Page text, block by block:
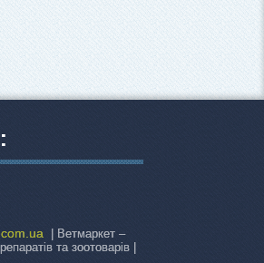
| Ветмаркет –
та зоотоварів |